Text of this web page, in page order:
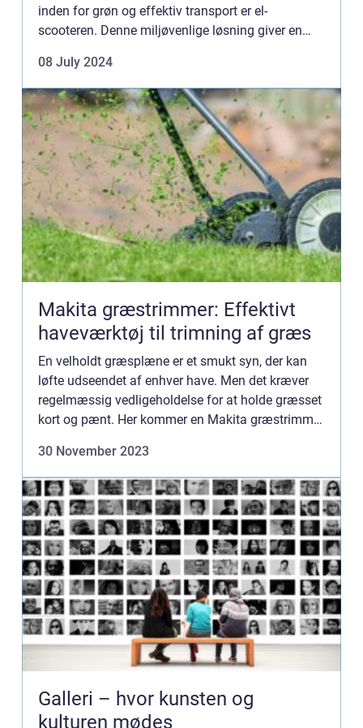
inden for grøn og effektiv transport er el-
scooteren. Denne miljøvenlige løsning giver en
rundt i byen på. I denne ...
08 July 2024
Makita græstrimmer: Effektivt
haveværktøj til trimning af græs
En velholdt græsplæne er et smukt syn, der kan
løfte udseendet af enhver have. Men det kræver
regelmæssig vedligeholdelse for at holde græsset
kort og pænt. Her kommer en Makita græstrimmer
30 November 2023
Galleri – hvor kunsten og
kulturen mødes